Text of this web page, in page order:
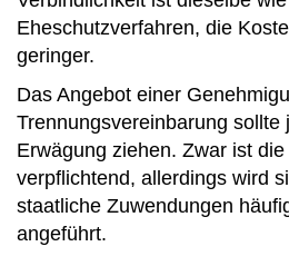
Eheschutzverfahren, die
geringer.
Das Angebot einer
Trennungsvereinbarung sollte
Erwägung ziehen. Zwar ist
verpflichtend, allerdings wird
staatliche Zuwendungen
angeführt.